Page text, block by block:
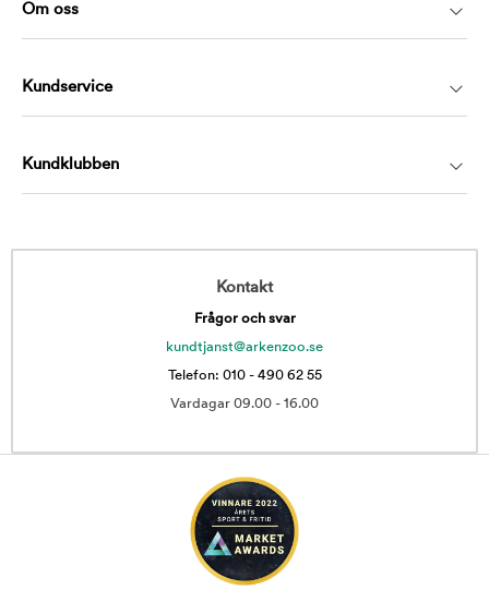
Om oss
Kundservice
Kundklubben
Kontakt
Frågor och svar
kundtjanst@arkenzoo.se
Telefon: 010 - 490 62 55
Vardagar 09.00 - 16.00